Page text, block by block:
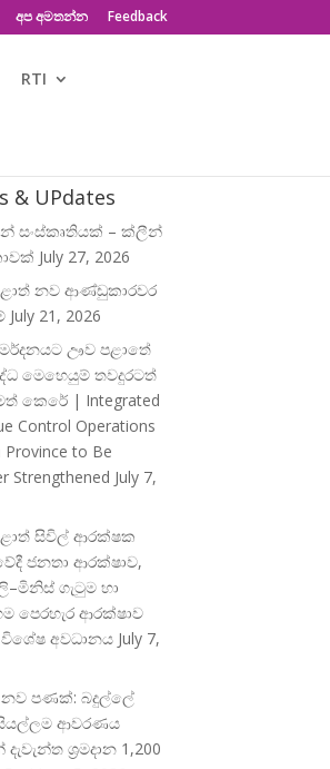
අප අමතන්න Feedback
RTI
& UPdates
සංස්කෘතියක් – ක්ලීන්
July 27, 2026
නව ආණ්ඩුකාරවර
July 21, 2026
ඌව පළාතේ
මෙහෙයුම් තවදුරටත්
කෙරේ | Integrated
Control Operations
Province to Be
Strengthened July 7,
සිවිල් ආරක්ෂක
ජනතා ආරක්ෂාව,
ගැටුම හා
පෙරහැර ආරක්ෂාව
අවධානය July 7,
පණක්: බදුල්ලේ
ආවරණය
ශ්‍රමදාන 1,200